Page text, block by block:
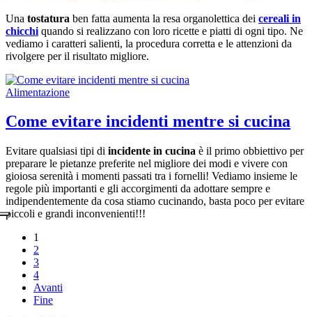
Una tostatura ben fatta aumenta la resa organolettica dei cereali in
chicchi quando si realizzano con loro ricette e piatti di ogni tipo. Ne
vediamo i caratteri salienti, la procedura corretta e le attenzioni da
rivolgere per il risultato migliore.
Alimentazione
Come evitare incidenti mentre si cucina
Evitare qualsiasi tipi di incidente in cucina è il primo obbiettivo per
preparare le pietanze preferite nel migliore dei modi e vivere con
gioiosa serenità i momenti passati tra i fornelli! Vediamo insieme le
regole più importanti e gli accorgimenti da adottare sempre e
indipendentemente da cosa stiamo cucinando, basta poco per evitare
piccoli e grandi inconvenienti!!!
1
2
3
4
Avanti
Fine